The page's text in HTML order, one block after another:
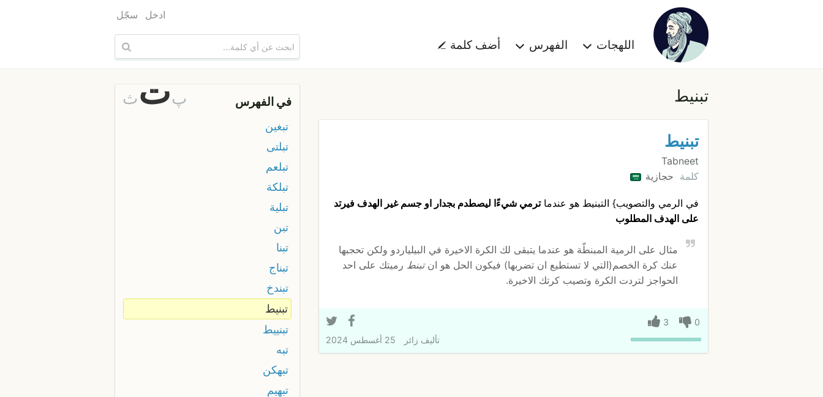
اللهجات الفهرس أضف كلمة
ادخل سجّل
تبنيط
تبنيط
Tabneet
كلمة حجازية
في الرمي والتصويب} التبنيط هو عندماترمي شيءًا ليصطدم بجدار او جسم غير الهدف فيرتد
على الهدف المطلوب
مثال على الرمية المبنطّة هو عندما يتبقى لك الكرة الاخيرة في البيلياردو ولكن تحجبها
عنك كرة الخصم(التي لا تستطيع ان تضربها) فيكون الحل هو انتبنط رميتك على احد
الحواجز لتردت الكرة وتصيب كرتك الاخيرة.
0
3
تأليف زائر 25 أغسطس 2024
في الفهرس پتث
تبغين
تبلتى
تبلعم
تبلكة
تبلية
تبن
تبنا
تبناج
تبندخ
تبنيط
تبنييط
تبه
تبهكن
تبهيم